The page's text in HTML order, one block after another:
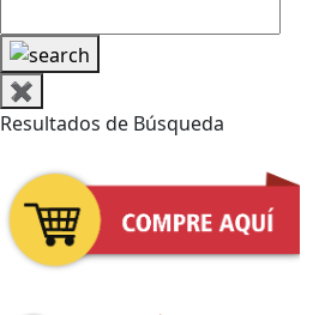
✖
Resultados de Búsqueda